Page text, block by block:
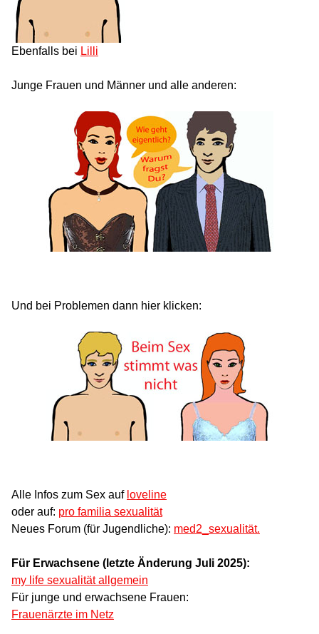
Ebenfalls bei Lilli
Junge Frauen und Männer und alle anderen:
Und bei Problemen dann hier klicken:
Alle Infos zum Sex auf loveline
oder auf: pro familia sexualität
Neues Forum (für Jugendliche): med2_sexualität.
Für Erwachsene (letzte Änderung Juli 2025):
my life sexualität allgemein
Für junge und erwachsene Frauen:
Frauenärzte im Netz